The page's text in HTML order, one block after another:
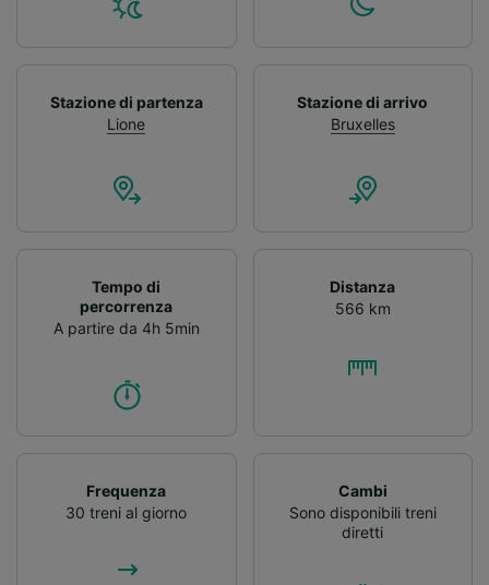
Stazione di partenza
Lione
Stazione di arrivo
Bruxelles
Tempo di
percorrenza
A partire da 4h 5min
Distanza
566 km
Frequenza
30 treni al giorno
Cambi
Sono disponibili treni
diretti